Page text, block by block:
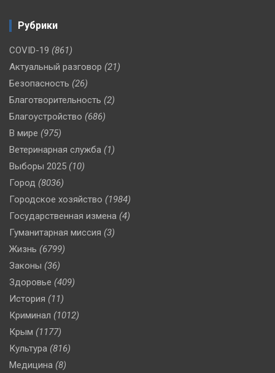
Рубрики
COVID-19 (861)
Актуальный разговор (21)
Безопасность (26)
Благотворительность (2)
Благоустройство (686)
В мире (975)
Ветеринарная служба (1)
Выборы 2025 (10)
Город (8036)
Городское хозяйство (1984)
Государственная измена (4)
Гуманитарная миссия (3)
Жизнь (6799)
Законы (36)
Здоровье (409)
История (11)
Криминал (1012)
Крым (1177)
Культура (816)
Медицина (8)